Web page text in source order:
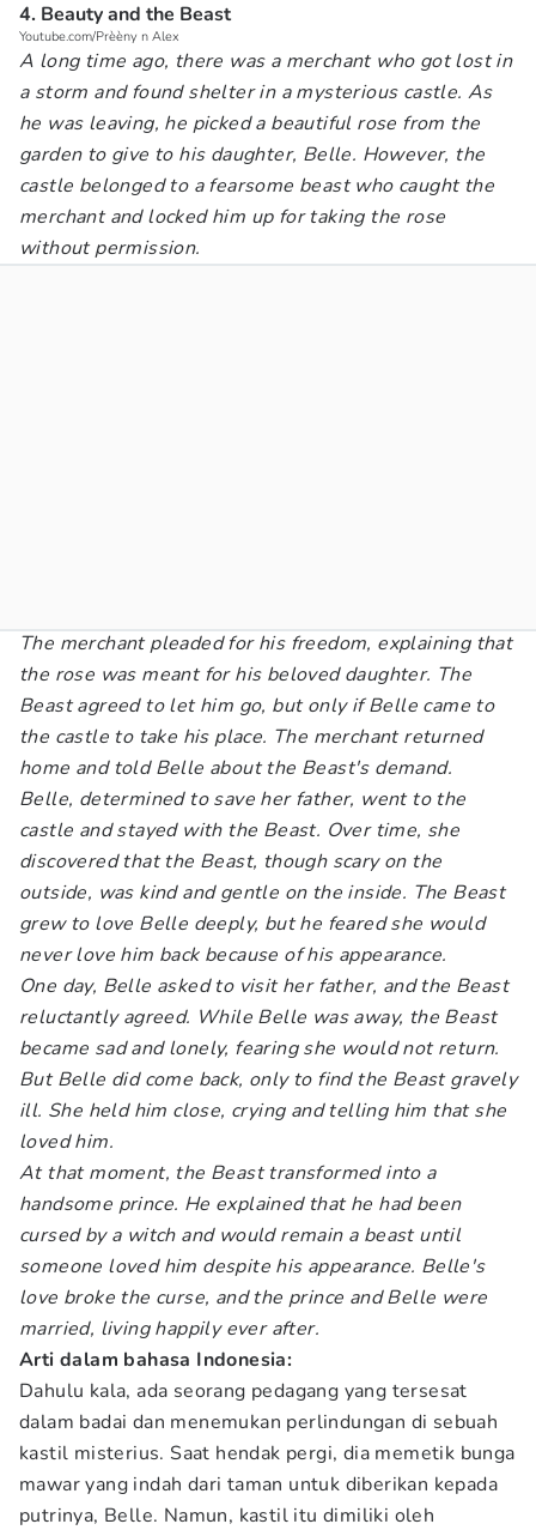
4. Beauty and the Beast
Youtube.com/Prèèny n Alex
A long time ago, there was a merchant who got lost in
a storm and found shelter in a mysterious castle. As
he was leaving, he picked a beautiful rose from the
garden to give to his daughter, Belle. However, the
castle belonged to a fearsome beast who caught the
merchant and locked him up for taking the rose
without permission.
The merchant pleaded for his freedom, explaining that
the rose was meant for his beloved daughter. The
Beast agreed to let him go, but only if Belle came to
the castle to take his place. The merchant returned
home and told Belle about the Beast's demand.
Belle, determined to save her father, went to the
castle and stayed with the Beast. Over time, she
discovered that the Beast, though scary on the
outside, was kind and gentle on the inside. The Beast
grew to love Belle deeply, but he feared she would
never love him back because of his appearance.
One day, Belle asked to visit her father, and the Beast
reluctantly agreed. While Belle was away, the Beast
became sad and lonely, fearing she would not return.
But Belle did come back, only to find the Beast gravely
ill. She held him close, crying and telling him that she
loved him.
At that moment, the Beast transformed into a
handsome prince. He explained that he had been
cursed by a witch and would remain a beast until
someone loved him despite his appearance. Belle's
love broke the curse, and the prince and Belle were
married, living happily ever after.
Arti dalam bahasa Indonesia:
Dahulu kala, ada seorang pedagang yang tersesat
dalam badai dan menemukan perlindungan di sebuah
kastil misterius. Saat hendak pergi, dia memetik bunga
mawar yang indah dari taman untuk diberikan kepada
putrinya, Belle. Namun, kastil itu dimiliki oleh